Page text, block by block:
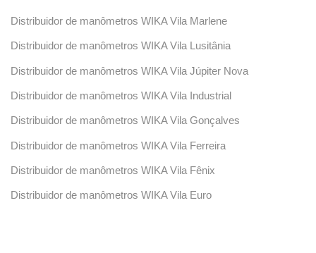
Distribuidor de manômetros WIKA Vila Marlene
Distribuidor de manômetros WIKA Vila Lusitânia
Distribuidor de manômetros WIKA Vila Júpiter Nova
Distribuidor de manômetros WIKA Vila Industrial
Distribuidor de manômetros WIKA Vila Gonçalves
Distribuidor de manômetros WIKA Vila Ferreira
Distribuidor de manômetros WIKA Vila Fênix
Distribuidor de manômetros WIKA Vila Euro